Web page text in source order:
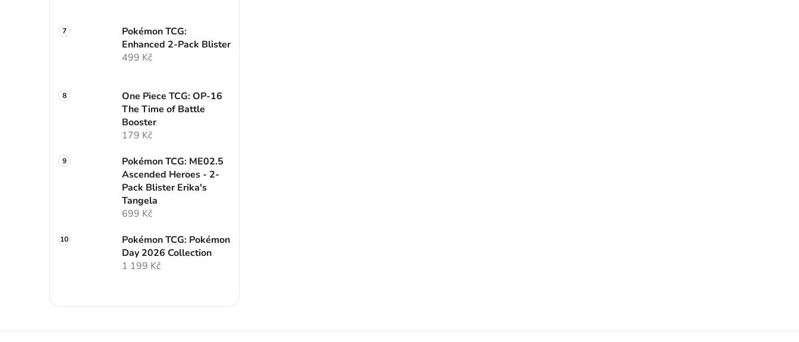
Pokémon TCG:
Enhanced 2-Pack Blister
499 Kč
One Piece TCG: OP-16
The Time of Battle
Booster
179 Kč
Pokémon TCG: ME02.5
Ascended Heroes - 2-
Pack Blister Erika's
Tangela
699 Kč
Pokémon TCG: Pokémon
Day 2026 Collection
1 199 Kč